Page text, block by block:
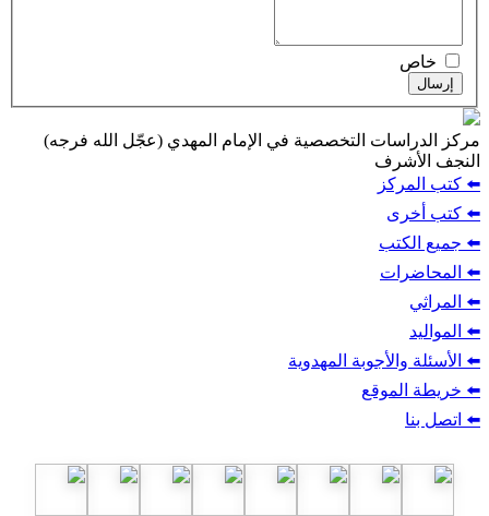
التخصصية في الإمام المهدي (عجّل الله فرجه)
المهدوية